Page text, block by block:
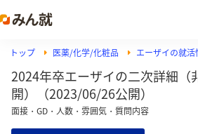
トップ 医薬/化学/化粧品 エーザイの就活
2024年卒エーザイの二次詳細（
開）（2023/06/26公開）
面接・GD・人数・雰囲気・質問内容